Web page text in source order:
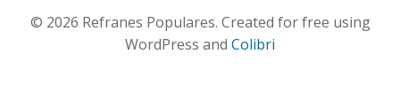
© 2026 Refranes Populares. Created for free using
WordPress and Colibri